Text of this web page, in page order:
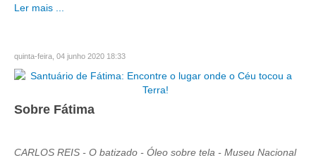
Ler mais ...
quinta-feira, 04 junho 2020 18:33
Sobre Fátima
CARLOS REIS - O batizado - Óleo sobre tela - Museu Nacional